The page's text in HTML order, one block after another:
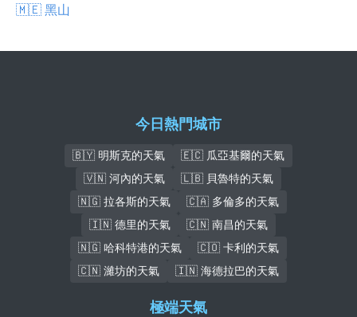
🇲🇪 黑山
今日熱門城市
🇧🇾 明斯克的天氣
🇪🇨 瓜亞基爾的天氣
🇻🇳 河內的天氣
🇱🇧 貝魯特的天氣
🇳🇬 拉各斯的天氣
🇨🇦 多倫多的天氣
🇮🇳 德里的天氣
🇨🇳 南昌的天氣
🇳🇬 哈科特港的天氣
🇨🇴 卡利的天氣
🇨🇳 濰坊的天氣
🇮🇳 海德拉巴的天氣
極端天氣